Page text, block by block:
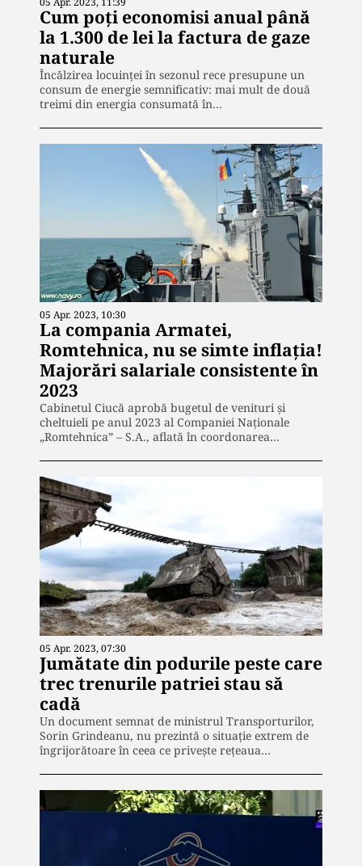
Cum poţi economisi anual până
la 1.300 de lei la factura de gaze
naturale
Încălzirea locuinței în sezonul rece presupune un
consum de energie semnificativ: mai mult de două
treimi din energia consumată în…
05 Apr. 2023, 10:30
La compania Armatei,
Romtehnica, nu se simte inflația!
Majorări salariale consistente în
2023
Cabinetul Ciucă aprobă bugetul de venituri și
cheltuieli pe anul 2023 al Companiei Naționale
„Romtehnica” – S.A., aflată în coordonarea…
05 Apr. 2023, 07:30
Jumătate din podurile peste care
trec trenurile patriei stau să
cadă
Un document semnat de ministrul Transporturilor,
Sorin Grindeanu, nu prezintă o situație extrem de
îngrijorătoare în ceea ce privește rețeaua…